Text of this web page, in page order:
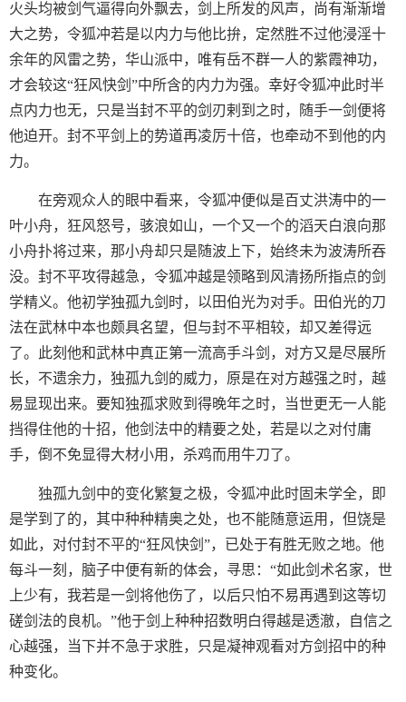
火头均被剑气逼得向外飘去，剑上所发的风声，尚有渐渐增
大之势，令狐冲若是以内力与他比拚，定然胜不过他浸淫十
余年的风雷之势，华山派中，唯有岳不群一人的紫霞神功，
才会较这“狂风快剑”中所含的内力为强。幸好令狐冲此时半
点内力也无，只是当封不平的剑刃剌到之时，随手一剑便将
他迫开。封不平剑上的势道再凌厉十倍，也牵动不到他的内
力。
在旁观众人的眼中看来，令狐冲便似是百丈洪涛中的一
叶小舟，狂风怒号，骇浪如山，一个又一个的滔天白浪向那
小舟扑将过来，那小舟却只是随波上下，始终未为波涛所吞
没。封不平攻得越急，令狐冲越是领略到风清扬所指点的剑
学精义。他初学独孤九剑时，以田伯光为对手。田伯光的刀
法在武林中本也颇具名望，但与封不平相较，却又差得远
了。此刻他和武林中真正第一流高手斗剑，对方又是尽展所
长，不遗余力，独孤九剑的威力，原是在对方越强之时，越
易显现出来。要知独孤求败到得晚年之时，当世更无一人能
挡得住他的十招，他剑法中的精要之处，若是以之对付庸
手，倒不免显得大材小用，杀鸡而用牛刀了。
独孤九剑中的变化繁复之极，令狐冲此时固未学全，即
是学到了的，其中种种精奥之处，也不能随意运用，但饶是
如此，对付封不平的“狂风快剑”，已处于有胜无败之地。他
每斗一刻，脑子中便有新的体会，寻思：“如此剑术名家，世
上少有，我若是一剑将他伤了，以后只怕不易再遇到这等切
磋剑法的良机。”他于剑上种种招数明白得越是透澈，自信之
心越强，当下并不急于求胜，只是凝神观看对方剑招中的种
种变化。